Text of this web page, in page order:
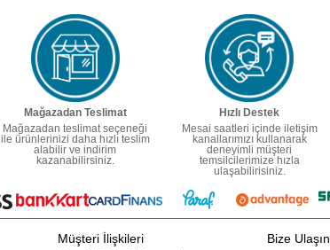
Mağazadan Teslimat
Mağazadan teslimat seçeneği
ile ürünlerinizi daha hızlı teslim
alabilir ve indirim
kazanabilirsiniz.
Hızlı Destek
Mesai saatleri içinde iletişim
kanallarımızı kullanarak
deneyimli müşteri
temsilcilerimize hızla
ulaşabilirisiniz.
Müşteri İlişkileri Bize Ulaşın